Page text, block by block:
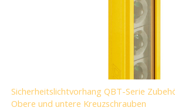
Sicherheitslichtvorhang QBT-Serie
Obere und untere Kreuzschrauben